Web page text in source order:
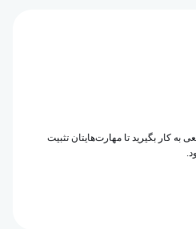
به کار بگیرید تا مهارت‌هایتان تثبیت